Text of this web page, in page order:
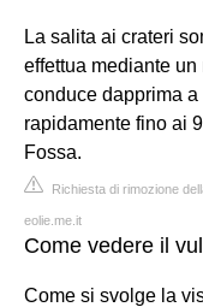
La salita ai crateri
effettua mediante
conduce dapprima
rapidamente fino ai
Fossa.
Richiesta di rimozione
eolie.me.it
Come vedere il
Come si svolge la